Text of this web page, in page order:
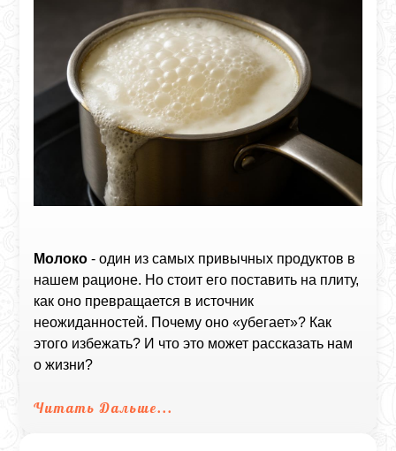
Молоко - один из самых привычных продуктов в
нашем рационе. Но стоит его поставить на плиту,
как оно превращается в источник
неожиданностей. Почему оно «убегает»? Как
этого избежать? И что это может рассказать нам
о жизни?
Читать Дальше...